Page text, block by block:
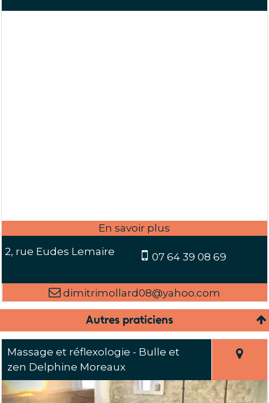
2, rue Eudes Lemaire 07 64 39 08 69
dimitrimollard08@yahoo.com
Autres praticiens
Massage et réflexologie - Bulle et
zen Delphine Moreaux